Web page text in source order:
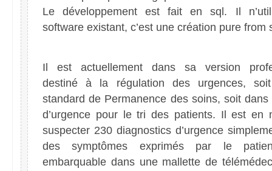
Le développement est fait en sql. Il
software existant, c’est une création pure from
Il est actuellement dans sa version
destiné à la régulation des urgences,
standard de Permanence des soins, soit
d’urgence pour le tri des patients. Il est en
suspecter 230 diagnostics d’urgence
des symptômes exprimés par le
embarquable dans une mallette de